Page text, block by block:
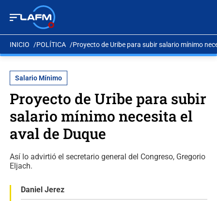
INICIO POLÍTICA Proyecto de Uribe para subir salario mínimo
Salario Mínimo
Proyecto de Uribe para subir
salario mínimo necesita el
aval de Duque
Así lo advirtió el secretario general del Congreso, Gregorio
Eljach.
Daniel Jerez